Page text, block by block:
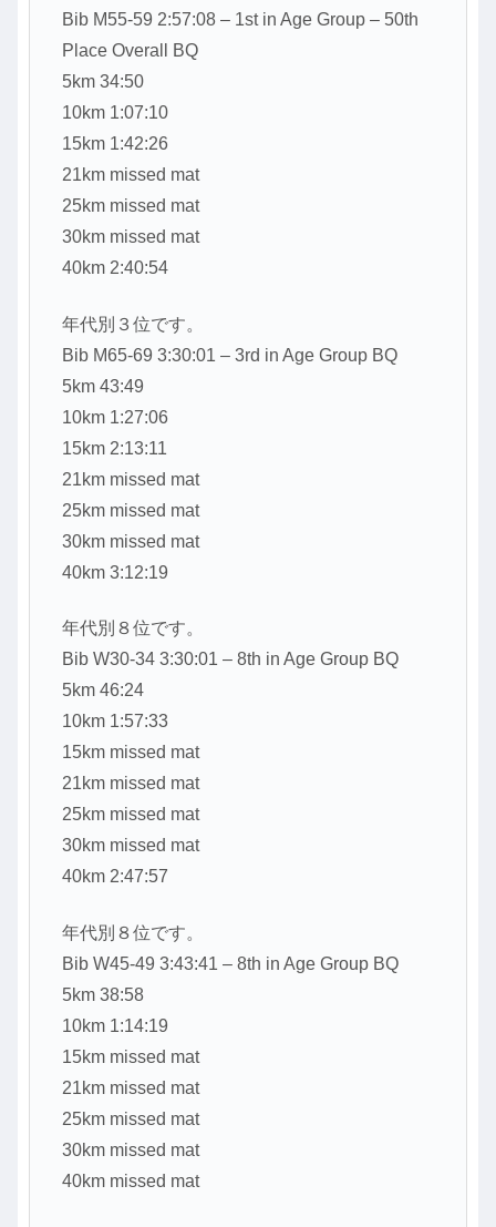
Bib M55-59 2:57:08 – 1st in Age Group – 50th
Place Overall BQ
5km 34:50
10km 1:07:10
15km 1:42:26
21km missed mat
25km missed mat
30km missed mat
40km 2:40:54
年代別３位です。
Bib M65-69 3:30:01 – 3rd in Age Group BQ
5km 43:49
10km 1:27:06
15km 2:13:11
21km missed mat
25km missed mat
30km missed mat
40km 3:12:19
年代別８位です。
Bib W30-34 3:30:01 – 8th in Age Group BQ
5km 46:24
10km 1:57:33
15km missed mat
21km missed mat
25km missed mat
30km missed mat
40km 2:47:57
年代別８位です。
Bib W45-49 3:43:41 – 8th in Age Group BQ
5km 38:58
10km 1:14:19
15km missed mat
21km missed mat
25km missed mat
30km missed mat
40km missed mat